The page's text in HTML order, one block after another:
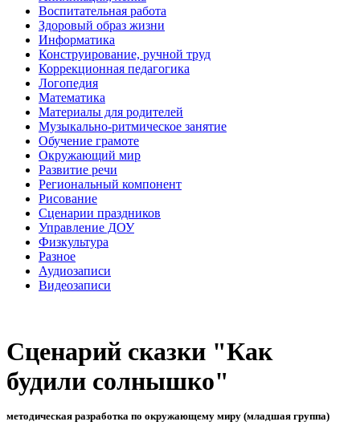
Воспитательная работа
Здоровый образ жизни
Информатика
Конструирование, ручной труд
Коррекционная педагогика
Логопедия
Математика
Материалы для родителей
Музыкально-ритмическое занятие
Обучение грамоте
Окружающий мир
Развитие речи
Региональный компонент
Рисование
Сценарии праздников
Управление ДОУ
Физкультура
Разное
Аудиозаписи
Видеозаписи
Сценарий сказки "Как
будили солнышко"
методическая разработка по окружающему миру (младшая группа)